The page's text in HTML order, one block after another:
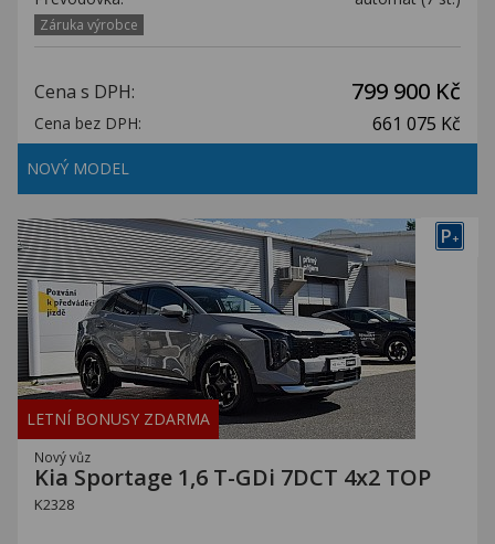
Záruka výrobce
Cena s DPH: 799 900 Kč
Cena bez DPH: 661 075 Kč
NOVÝ MODEL
P+
LETNÍ BONUSY ZDARMA
Nový vůz
Kia Sportage 1,6 T-GDi 7DCT 4x2 TOP
K2328